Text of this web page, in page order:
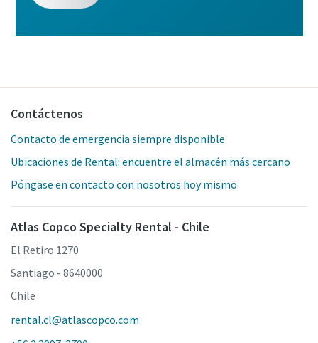
Contáctenos
Contacto de emergencia siempre disponible
Ubicaciones de Rental: encuentre el almacén más cercano
Póngase en contacto con nosotros hoy mismo
Atlas Copco Specialty Rental - Chile
El Retiro 1270
Santiago - 8640000
Chile
rental.cl@atlascopco.com